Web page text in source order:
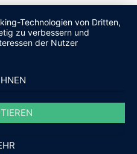
Technologien von Dritten,
zu verbessern und
der Nutzer